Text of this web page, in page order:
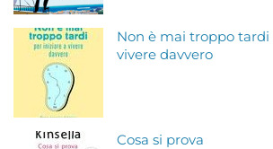
Non è mai troppo tardi
vivere davvero
Cosa si prova